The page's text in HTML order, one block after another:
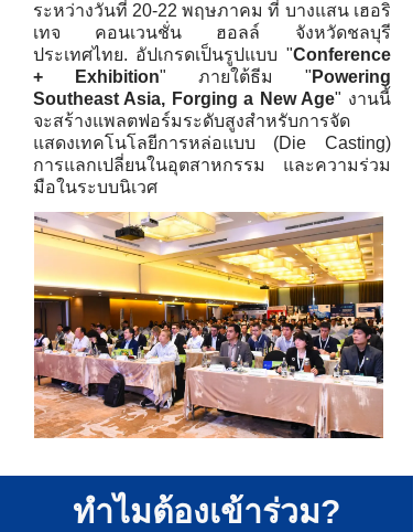
ระหว่างวันที่ 20-22 พฤษภาคม ที่ บางแสน เฮอริ
เทจ คอนเวนชั่น ฮอลล์ จังหวัดชลบุรี
ประเทศไทย. อัปเกรดเป็นรูปแบบ "Conference
+ Exhibition" ภายใต้ธีม " Powering
Southeast Asia, Forging a New Age" งานนี้
จะสร้างแพลตฟอร์มระดับสูงสำหรับการจัด
แสดงเทคโนโลยีการหล่อแบบ (Die Casting)
การแลกเปลี่ยนในอุตสาหกรรม และความร่วม
มือในระบบนิเวศ
ทำไมต้องเข้าร่วม?